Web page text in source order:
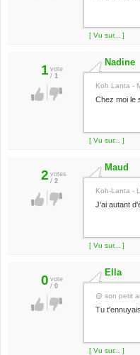
[ Vu sur... ]
1 vote
/ 1
Nadine
Koh Lanta -
Chez moi le
[ Vu sur... ]
2 votes
/ 2
Maud
Koh-Lanta -
J'ai autant
[ Vu sur... ]
0 vote
/ 0
Ella
@ son petit
Tu
[ Vu sur... ]